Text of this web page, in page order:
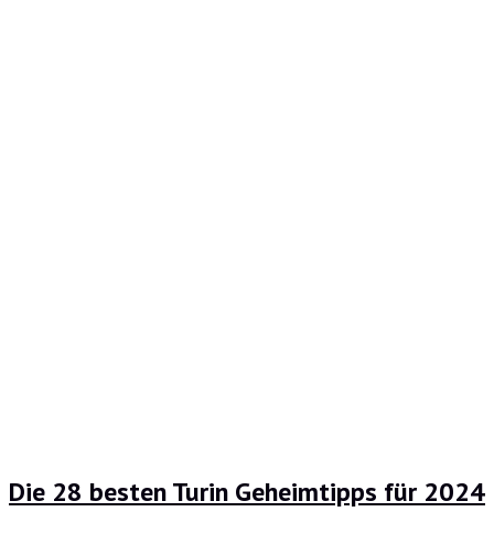
Die 28 besten Turin Geheimtipps für 2024